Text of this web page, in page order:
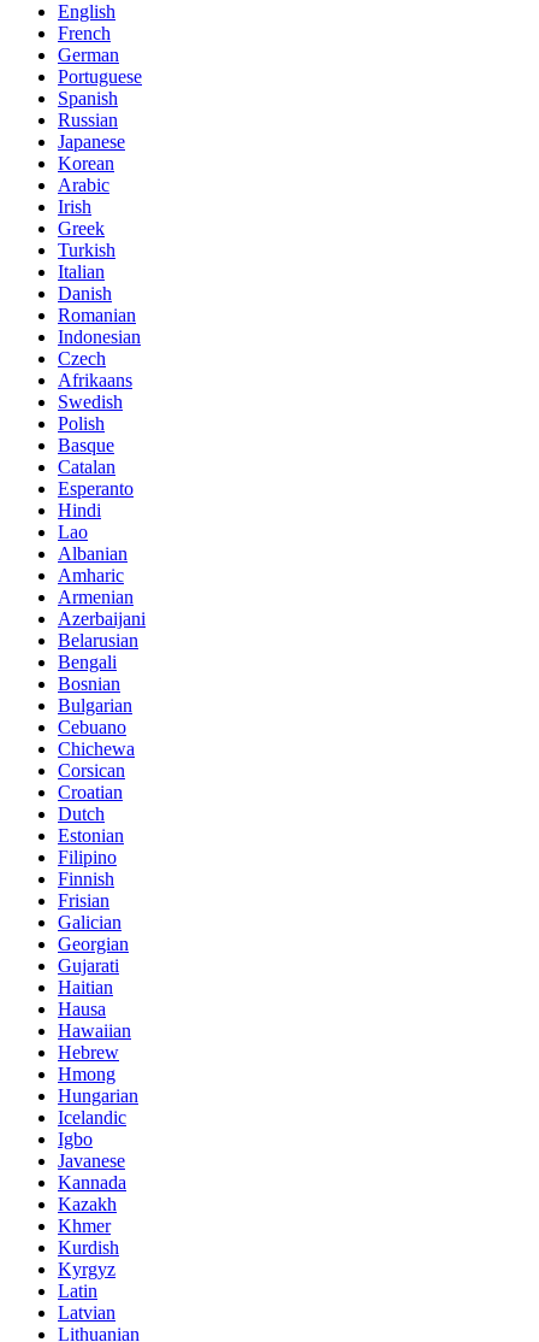
English
French
German
Portuguese
Spanish
Russian
Japanese
Korean
Arabic
Irish
Greek
Turkish
Italian
Danish
Romanian
Indonesian
Czech
Afrikaans
Swedish
Polish
Basque
Catalan
Esperanto
Hindi
Lao
Albanian
Amharic
Armenian
Azerbaijani
Belarusian
Bengali
Bosnian
Bulgarian
Cebuano
Chichewa
Corsican
Croatian
Dutch
Estonian
Filipino
Finnish
Frisian
Galician
Georgian
Gujarati
Haitian
Hausa
Hawaiian
Hebrew
Hmong
Hungarian
Icelandic
Igbo
Javanese
Kannada
Kazakh
Khmer
Kurdish
Kyrgyz
Latin
Latvian
Lithuanian